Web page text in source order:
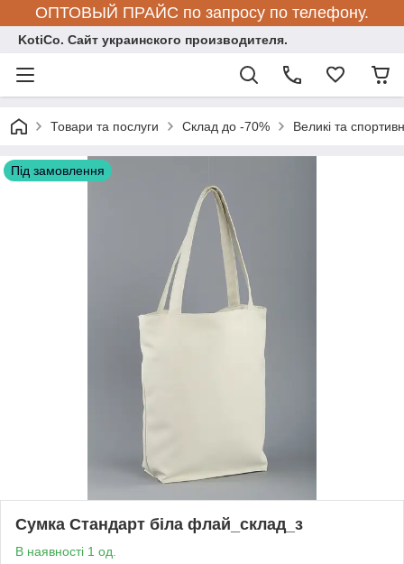
ОПТОВЫЙ ПРАЙС по запросу по телефону.
KotiCo. Сайт украинского производителя.
Товари та послуги Склад до -70% Великі та
Під замовлення
Сумка Стандарт біла флай_склад_з
В наявності 1 од.